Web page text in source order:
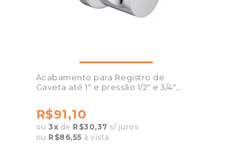
Acabamento para Registro de
Gaveta até 1" e pressão 1/2" e 3/4"
R$91,10
ou 3x de R$30,37 s/ juros
ou R$86,55 à vista